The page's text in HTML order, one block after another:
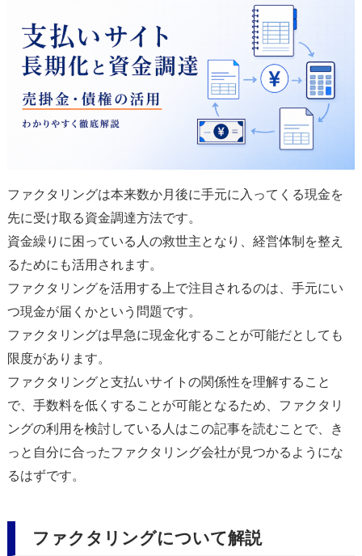
ファクタリングは本来数か月後に手元に入ってくる現金を
先に受け取る資金調達方法です。
資金繰りに困っている人の救世主となり、経営体制を整え
るためにも活用されます。
ファクタリングを活用する上で注目されるのは、手元にい
つ現金が届くかという問題です。
ファクタリングは早急に現金化することが可能だとしても
限度があります。
ファクタリングと支払いサイトの関係性を理解すること
で、手数料を低くすることが可能となるため、ファクタリ
ングの利用を検討している人はこの記事を読むことで、き
っと自分に合ったファクタリング会社が見つかるようにな
るはずです。
ファクタリングについて解説